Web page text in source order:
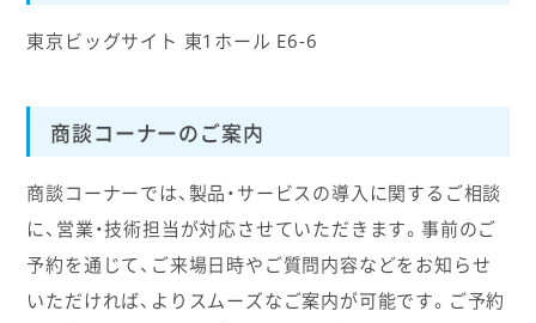
東京ビッグサイト 東1ホール E6-6
商談コーナーのご案内
商談コーナーでは、製品・サービスの導入に関するご相談
に、営業・技術担当が対応させていただきます。事前のご
予約を通じて、ご来場日時やご質問内容などをお知らせ
いただければ、よりスムーズなご案内が可能です。ご予約